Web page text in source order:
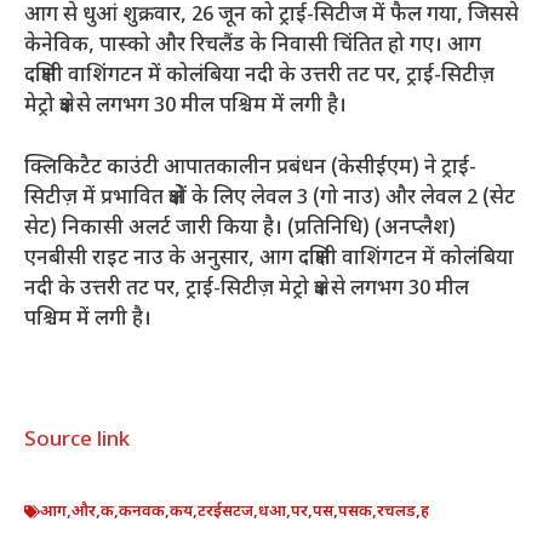
आग से धुआं शुक्रवार, 26 जून को ट्राई-सिटीज में फैल गया, जिससे
केनेविक, पास्को और रिचलैंड के निवासी चिंतित हो गए। आग
दक्षिणी वाशिंगटन में कोलंबिया नदी के उत्तरी तट पर, ट्राई-सिटीज़
मेट्रो क्षेत्र से लगभग 30 मील पश्चिम में लगी है।
क्लिकिटैट काउंटी आपातकालीन प्रबंधन (केसीईएम) ने ट्राई-
सिटीज़ में प्रभावित क्षेत्रों के लिए लेवल 3 (गो नाउ) और लेवल 2 (सेट
सेट) निकासी अलर्ट जारी किया है। (प्रतिनिधि) (अनप्लैश)
एनबीसी राइट नाउ के अनुसार, आग दक्षिणी वाशिंगटन में कोलंबिया
नदी के उत्तरी तट पर, ट्राई-सिटीज़ मेट्रो क्षेत्र से लगभग 30 मील
पश्चिम में लगी है।
Source link
आग,और,क,कनवक,कय,टरईसटज,धआ,पर,पस,पसक,रचलड,ह